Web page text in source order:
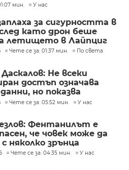
мин. У нас
за сигурността в
като дрон беше
летището в Лайпциг
Чете се за: 01:37 мин. По света
Не всеки
достъп означава
но показва
в
Чете се за: 05:52 мин. У нас
Фентанилът е
че човек може да
няколко зрънца
Чете се за: 04:35 мин. У нас